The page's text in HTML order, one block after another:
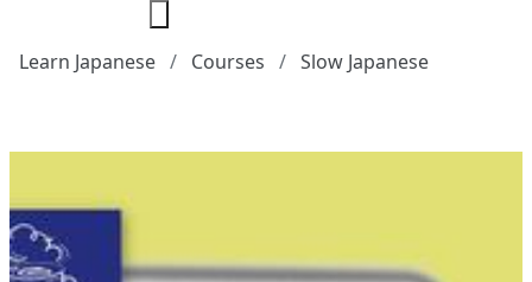
Learn Japanese Courses Slow Japanese